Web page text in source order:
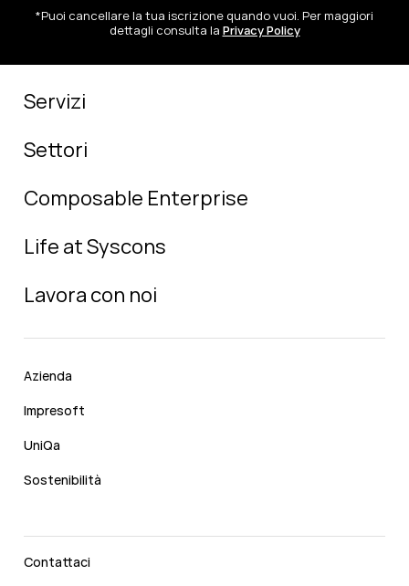
*Puoi cancellare la tua iscrizione quando vuoi. Per maggiori
dettagli consulta la Privacy Policy
Servizi
Settori
Composable Enterprise
Life at Syscons
Lavora con noi
Azienda
Impresoft
UniQa
Sostenibilità
Contattaci